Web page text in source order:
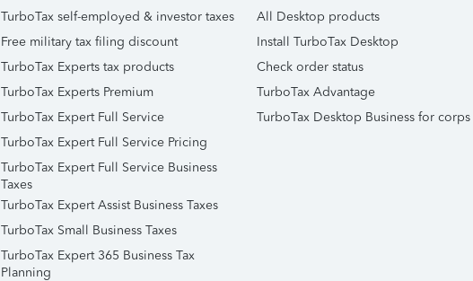
TurboTax self-employed & investor taxes
Free military tax filing discount
TurboTax Experts tax products
TurboTax Experts Premium
TurboTax Expert Full Service
TurboTax Expert Full Service Pricing
TurboTax Expert Full Service Business
Taxes
TurboTax Expert Assist Business Taxes
TurboTax Small Business Taxes
TurboTax Expert 365 Business Tax
Planning
All Desktop products
Install TurboTax Desktop
Check order status
TurboTax Advantage
TurboTax Desktop Business for corps